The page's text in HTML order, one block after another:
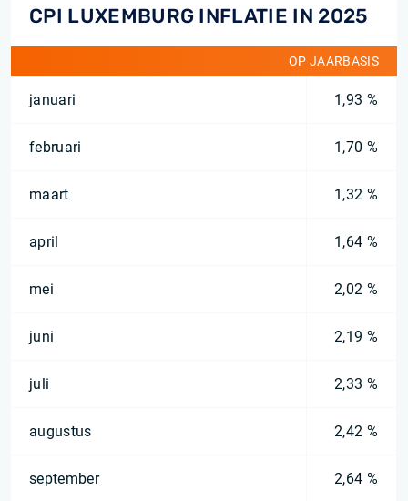
CPI LUXEMBURG INFLATIE IN 2025
OP JAARBASIS
januari 1,93 %
februari 1,70 %
maart 1,32 %
april 1,64 %
mei 2,02 %
juni 2,19 %
juli 2,33 %
augustus 2,42 %
september 2,64 %